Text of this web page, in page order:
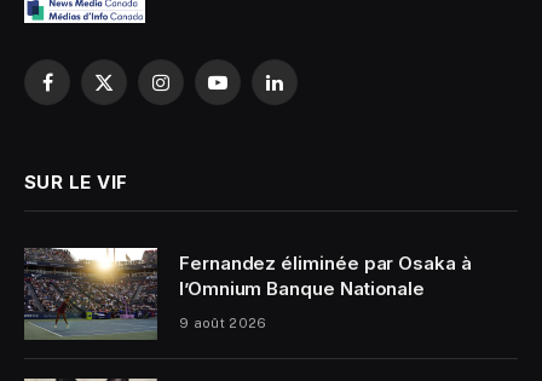
Facebook
X
InstagramYouTubeLinkedIn
SUR LE VIF
Fernandez éliminée par Osaka à
l’Omnium Banque Nationale
9 août 2026